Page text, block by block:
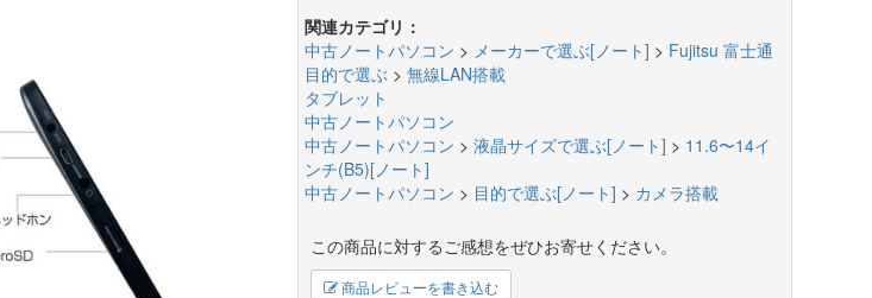
関連カテゴリ：
中古ノートパソコン > メーカーで選ぶ[ノート] > Fujitsu 富士通
目的で選ぶ > 無線LAN搭載
タブレット
中古ノートパソコン
中古ノートパソコン > 液晶サイズで選ぶ[ノート] > 11.6〜14イ
ンチ(B5)[ノート]
中古ノートパソコン > 目的で選ぶ[ノート] > カメラ搭載
この商品に対するご感想をぜひお寄せください。
商品レビューを書き込む